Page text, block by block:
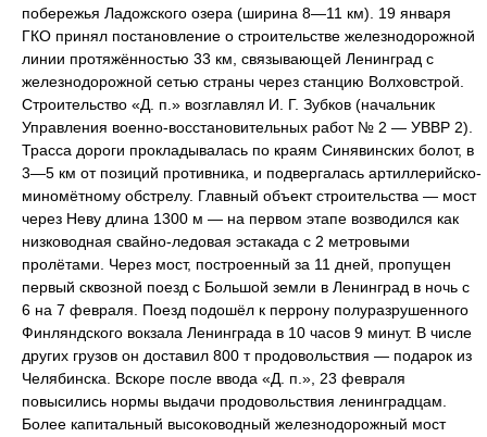
побережья Ладожского озера (ширина 8—11 км). 19 января
ГКО принял постановление о строительстве железнодорожной
линии протяжённостью 33 км, связывающей Ленинград с
железнодорожной сетью страны через станцию Волховстрой.
Строительство «Д. п.» возглавлял И. Г. Зубков (начальник
Управления военно-восстановительных работ № 2 — УВВР 2).
Трасса дороги прокладывалась по краям Синявинских болот, в
3—5 км от позиций противника, и подвергалась артиллерийско-
миномётному обстрелу. Главный объект строительства — мост
через Неву длина 1300 м — на первом этапе возводился как
низководная свайно-ледовая эстакада с 2 метровыми
пролётами. Через мост, построенный за 11 дней, пропущен
первый сквозной поезд с Большой земли в Ленинград в ночь с
6 на 7 февраля. Поезд подошёл к перрону полуразрушенного
Финляндского вокзала Ленинграда в 10 часов 9 минут. В числе
других грузов он доставил 800 т продовольствия — подарок из
Челябинска. Вскоре после ввода «Д. п.», 23 февраля
повысились нормы выдачи продовольствия ленинградцам.
Более капитальный высоководный железнодорожный мост